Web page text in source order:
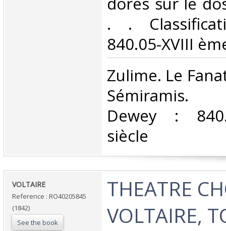
. .
840.05-XVIII
‎Zulime. Le
Sémiramis.
Dewey :
siècle‎
‎VOLTAIRE‎
Reference : RO40205845
(1842)
See the book
‎THEATRE
VOLTAIRE,